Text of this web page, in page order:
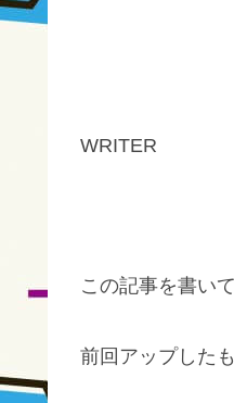
WRITER
この記事を書い
前回アップした